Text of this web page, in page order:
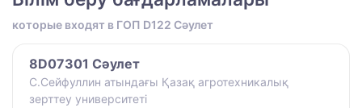
которые входят в ГОП D122 Сәулет
8D07301 Сәулет
С.Сейфуллин атындағы Қазақ агротехникалық
зерттеу университеті